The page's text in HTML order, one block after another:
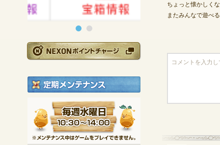
毎週水曜日 10:30
ちょっと懐かしく
またみんなで遊べ